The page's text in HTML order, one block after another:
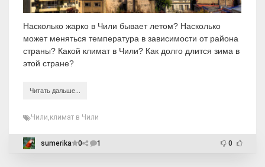
Насколько жарко в Чили бывает летом? Насколько
может меняться температура в зависимости от района
страны? Какой климат в Чили? Как долго длится зима в
этой стране?
Читать дальше...
Чили,климат в Чили
sumerika 0 1 0